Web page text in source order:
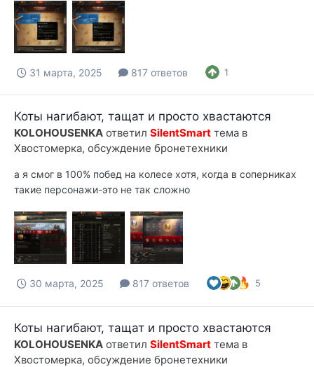
31 марта, 2025 817 ответов 1
Коты нагибают, тащат и просто хвастаются
KOLOHOUSENKA ответил SilentSmart тема в
Хвостомерка, обсуждение бронетехники
а я смог в 100% побед на колесе хотя, когда в соперниках
такие персонажи-это не так сложно
30 марта, 2025 817 ответов 5
Коты нагибают, тащат и просто хвастаются
KOLOHOUSENKA ответил SilentSmart тема в
Хвостомерка, обсуждение бронетехники